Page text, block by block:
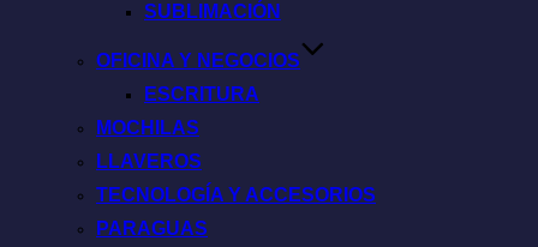
SUBLIMACIÓN
OFICINA Y NEGOCIOS
ESCRITURA
MOCHILAS
LLAVEROS
TECNOLOGÍA Y ACCESORIOS
PARAGUAS